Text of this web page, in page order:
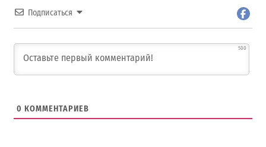
Подписаться
500
0 КОММЕНТАРИЕВ